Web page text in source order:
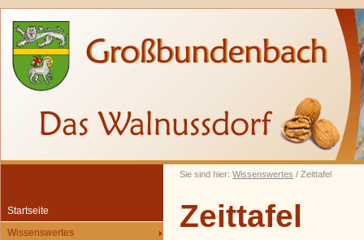
Sie sind hier: Wissenswertes / Zeittafel
Startseite
Wissenswertes
Zeittafel